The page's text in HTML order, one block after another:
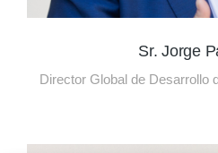
Sr. Jorge
Director Global de Desarrollo